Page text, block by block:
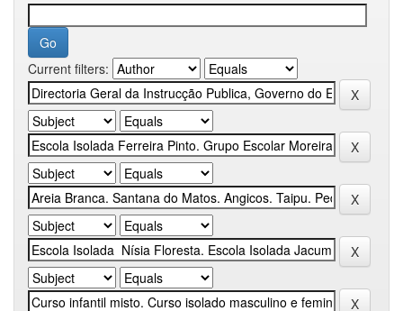
Current filters: